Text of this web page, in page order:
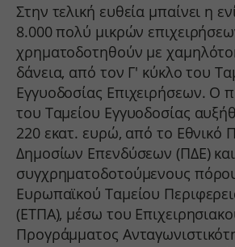
Στην τελική ευθεία μπαίνει η
8.000 πολύ μικρών
χρηματοδοτηθούν με
δάνεια, από τον Γ' κύκλο του
Εγγυοδοσίας Επιχειρήσεων. Ο
του Ταμείου Εγγυοδοσίας
220 εκατ. ευρώ, από το Εθνικό
Δημοσίων Επενδύσεων (ΠΔΕ)
συγχρηματοδοτούμενους
Ευρωπαϊκού Ταμείου
(ΕΤΠΑ), μέσω του
Προγράμματος